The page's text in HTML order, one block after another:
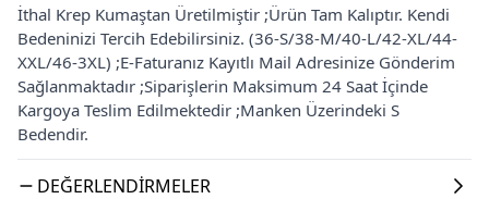
İthal Krep Kumaştan Üretilmiştir ;Ürün Tam Kalıptır. Kendi
Bedeninizi Tercih Edebilirsiniz. (36-S/38-M/40-L/42-XL/44-
XXL/46-3XL) ;E-Faturanız Kayıtlı Mail Adresinize Gönderim
Sağlanmaktadır ;Siparişlerin Maksimum 24 Saat İçinde
Kargoya Teslim Edilmektedir ;Manken Üzerindeki S
Bedendir.
DEĞERLENDIRMELER